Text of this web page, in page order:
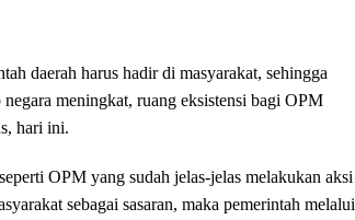
daerah harus hadir di masyarakat, sehingga
negara meningkat, ruang eksistensi bagi OPM
hari ini.
OPM yang sudah jelas-jelas melakukan aksi
sebagai sasaran, maka pemerintah melalui